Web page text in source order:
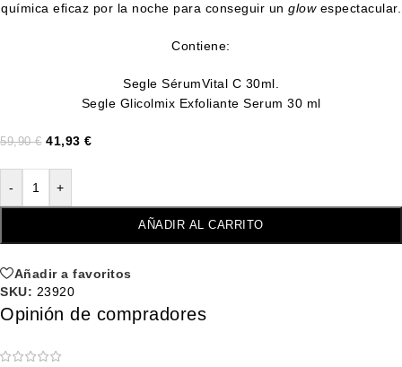
química eficaz por la noche para conseguir un glowespectacular.
Contiene:
Segle SérumVital C 30ml.
Segle Glicolmix Exfoliante Serum 30 ml
59,90€ 41,93 €
- +
AÑADIR AL CARRITO
Añadir a favoritos
SKU: 23920
Opinión de compradores